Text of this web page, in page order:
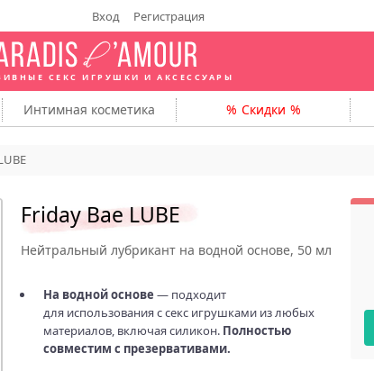
Вход Регистрация
СЕКС ИГРУШКИ И АКСЕССУАРЫ
Интимная косметика Скидки
Friday Bae LUBE
Нейтральный лубрикант на водной основе, 50 мл
На водной основе — подходит
для использования с секс игрушками из любых
материалов, включая силикон. Полностью
совместим с презервативами.